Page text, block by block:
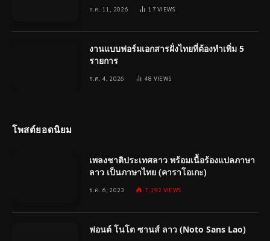
ก.ค. 11, 2026 17VIEWS
งานแบบฟอร์มเอกสารฝั่งไทยที่ต้องทำเพิ่ม 5
รายการ
ก.ค. 4, 2026 48 VIEWS
โพสต์ยอดนิยม
เพลงชาติประเทศลาว พร้อมเนื้อร้องแปลภาษา
ลาว เป็นภาษาไทย (คาราโอเกะ)
ธ.ค. 6, 2023 7,192 VIEWS
ฟอนต์ โนโต ซานส์ ลาว (Noto Sans Lao)